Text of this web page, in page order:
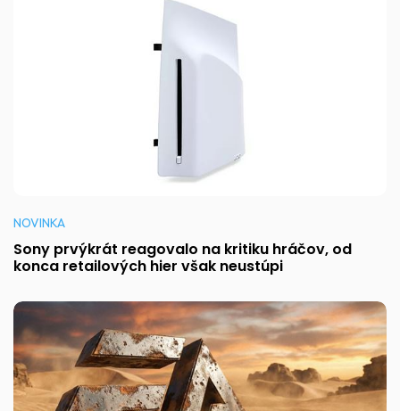
NOVINKA
Sony prvýkrát reagovalo na kritiku hráčov, od
konca retailových hier však neustúpi